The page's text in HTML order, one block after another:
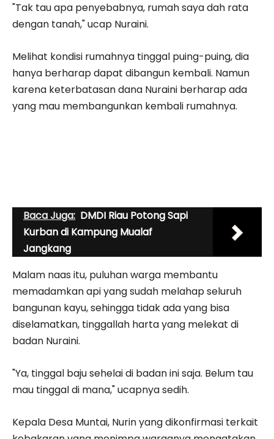
"Tak tau apa penyebabnya, rumah saya dah rata
dengan tanah," ucap Nuraini.
Melihat kondisi rumahnya tinggal puing-puing, dia
hanya berharap dapat dibangun kembali. Namun
karena keterbatasan dana Nuraini berharap ada
yang mau membangunkan kembali rumahnya.
Baca Juga: DMDI Riau Potong Sapi
Kurban di Kampung Mualaf
Jangkang
Malam naas itu, puluhan warga membantu
memadamkan api yang sudah melahap seluruh
bangunan kayu, sehingga tidak ada yang bisa
diselamatkan, tinggallah harta yang melekat di
badan Nuraini.
"Ya, tinggal baju sehelai di badan ini saja. Belum tau
mau tinggal di mana," ucapnya sedih.
Kepala Desa Muntai, Nurin yang dikonfirmasi terkait